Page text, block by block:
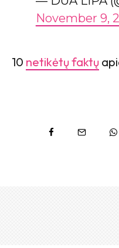
November 9,
10 netikėtų faktų